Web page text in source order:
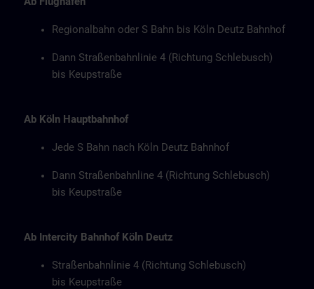
Regionalbahn oder S Bahn bis Köln Deutz Bahnhof
Dann Straßenbahnlinie 4 (Richtung Schlebusch)
bis Keupstraße
Ab Köln Hauptbahnhof
Jede S Bahn nach Köln Deutz Bahnhof
Dann Straßenbahnline 4 (Richtung Schlebusch)
bis Keupstraße
Ab Intercity Bahnhof Köln Deutz
Straßenbahnlinie 4 (Richtung Schlebusch)
bis Keupstraße